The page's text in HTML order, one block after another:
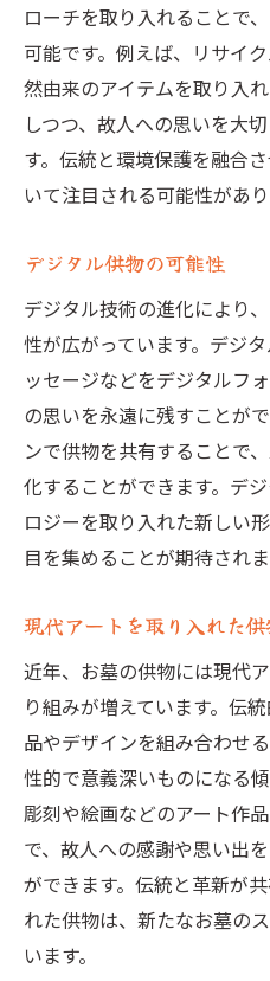
ローチを取り入れることで
可能です。例えば、リサイ
然由来のアイテムを取り入
しつつ、故人への思いを大
す。伝統と環境保護を融合
いて注目される可能性があり
デジタル供物の可能性
デジタル技術の進化により
性が広がっています。デジ
ッセージなどをデジタルフ
の思いを永遠に残すことが
ンで供物を共有することで
化することができます。デ
ロジーを取り入れた新しい
目を集めることが期待されま
現代アートを取り入れた
近年、お墓の供物には現代
り組みが増えています。伝
品やデザインを組み合わせ
性的で意義深いものになる
彫刻や絵画などのアート作
で、故人への感謝や思い出
ができます。伝統と革新が
れた供物は、新たなお墓の
います。